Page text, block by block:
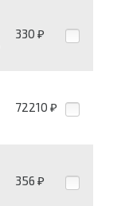
330 ₽
72210 ₽
356 ₽